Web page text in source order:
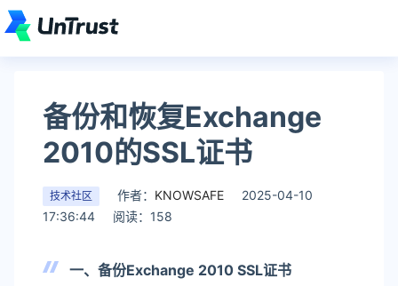
备份和恢复Exchange
2010的SSL证书
技术社区 作者： KNOWSAFE
2025-04-10
17:36:44
阅读：158
一、备份Exchange 2010 SSL证书